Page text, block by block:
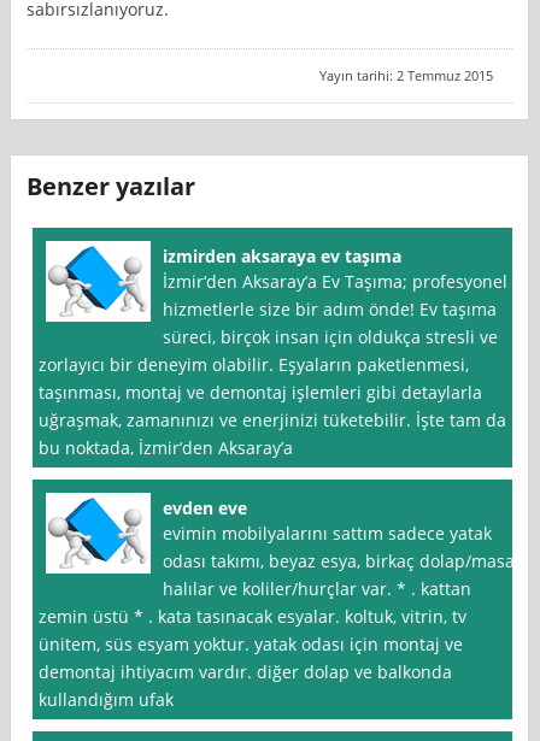
sabırsızlanıyoruz.
Yayın tarihi: 2 Temmuz 2015
Benzer yazılar
izmirden aksaraya ev taşıma
İzmir‘den Aksaray’a Ev Taşıma; profesyonel
hizmetlerle size bir adım önde! Ev taşıma
süreci, birçok insan için oldukça stresli ve
zorlayıcı bir deneyim olabilir. Eşyaların paketlenmesi,
taşınması, montaj ve demontaj işlemleri gibi detaylarla
uğraşmak, zamanınızı ve enerjinizi tüketebilir. İşte tam da
bu noktada, İzmir’den Aksaray’a
evden eve
evimin mobilyalarını sattım sadece yatak
odası takımı, beyaz esya, birkaç dolap/masa,
halılar ve koliler/hurçlar var. * . kattan
zemin üstü * . kata tasınacak esyalar. koltuk, vitrin, tv
ünitem, süs esyam yoktur. yatak odası için montaj ve
demontaj ihtiyacım vardır. diğer dolap ve balkonda
kullandığım ufak